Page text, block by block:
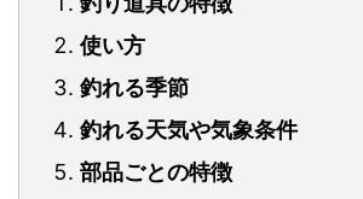
使い方
釣れる季節
釣れる天気や気象条件
部品ごとの特徴